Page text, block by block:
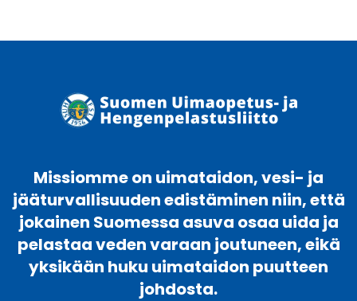
Missiomme on uimataidon, vesi- ja
jääturvallisuuden edistäminen niin, että
jokainen Suomessa asuva osaa uida ja
pelastaa veden varaan joutuneen, eikä
yksikään huku uimataidon puutteen
johdosta.